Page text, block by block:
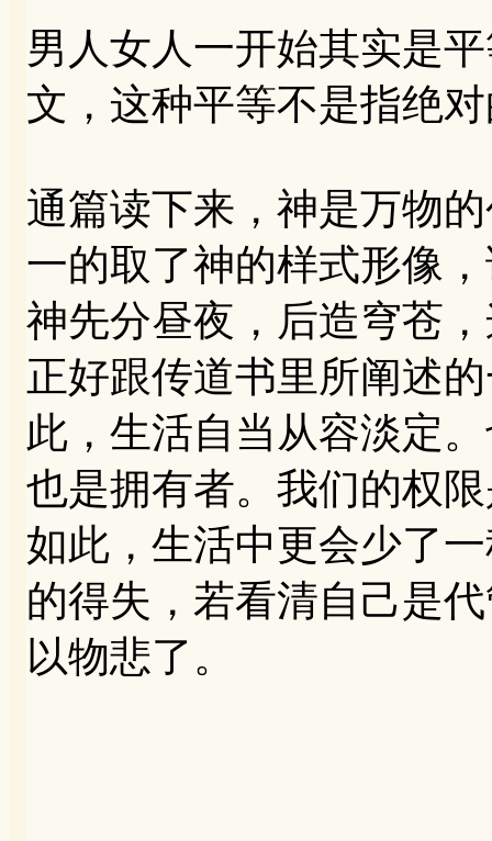
男人女人一开始其实是
文，这种平等不是指绝
通篇读下来，神是万物
一的取了神的样式形像
神先分昼夜，后造穹苍
正好跟传道书里所阐述
此，生活自当从容淡定
也是拥有者。我们的权
如此，生活中更会少了
的得失，若看清自己是
以物悲了。